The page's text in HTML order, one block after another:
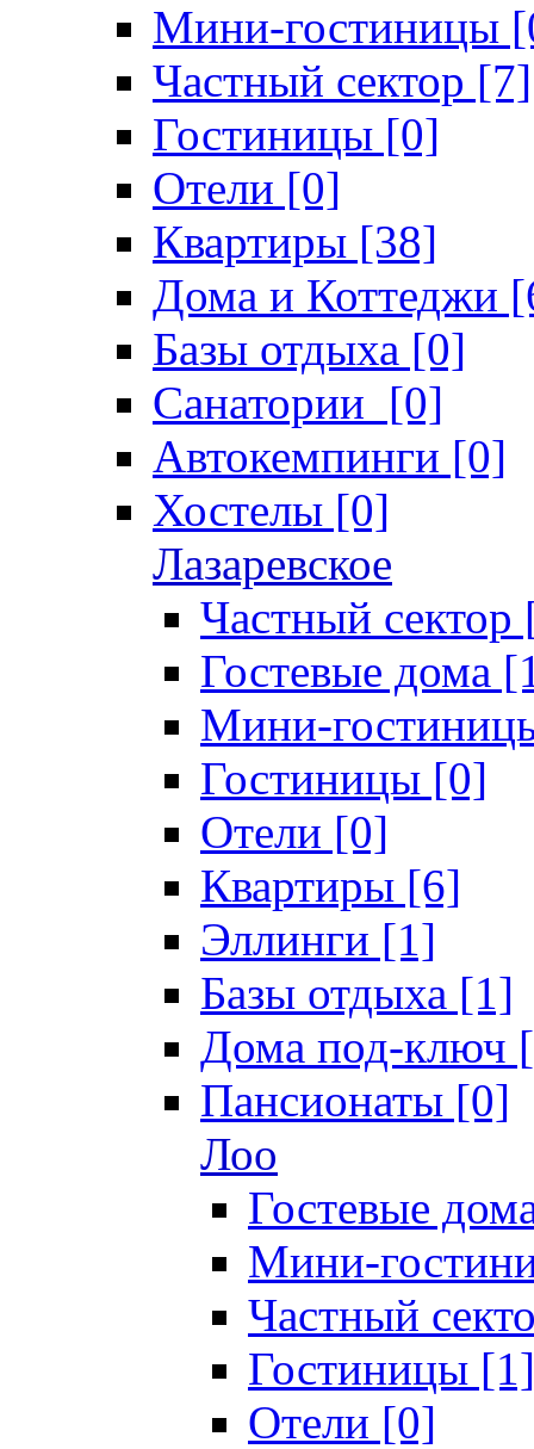
Мини-гостиницы
Частный сектор [7]
Гостиницы [0]
Отели [0]
Квартиры [38]
Дома и Коттеджи
Базы отдыха [0]
Санатории [0]
Автокемпинги [0]
Хостелы [0]
Лазаревское
Частный сектор
Гостевые дома
Мини-
Гостиницы [0]
Отели [0]
Квартиры [6]
Эллинги [1]
Базы отдыха [1]
Дома под-ключ
Пансионаты [0]
Лоо
Гостевые
Мини-
Частный
Гостиницы [1]
Отели [0]